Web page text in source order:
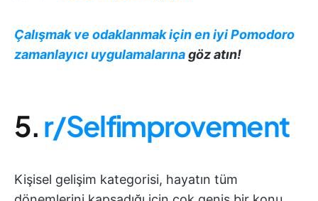
Çalışmak ve odaklanmak için en iyi Pomodoro
zamanlayıcı uygulamalarınagöz atın!
5.r/Selfimprovement
Kişisel gelişim kategorisi, hayatın tüm